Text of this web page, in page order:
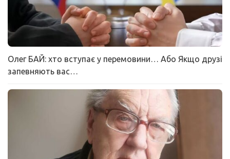
Олег БАЙ: хто вступає у перемовини… Або Якщо друзі
запевняють вас…